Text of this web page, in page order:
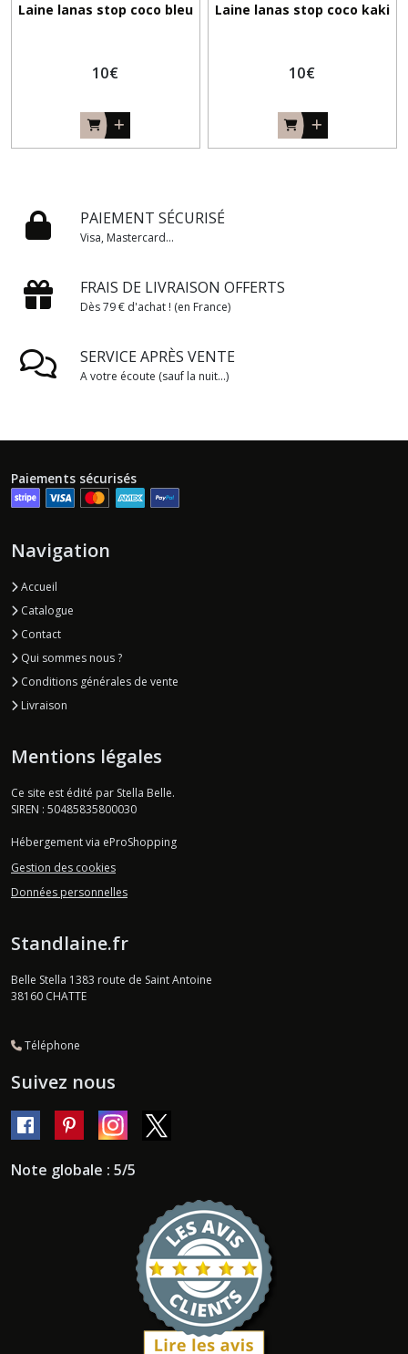
Laine lanas stop coco bleu
10€
Laine lanas stop coco kaki
10€
PAIEMENT SÉCURISÉ
Visa, Mastercard...
FRAIS DE LIVRAISON OFFERTS
Dès 79 € d'achat ! (en France)
SERVICE APRÈS VENTE
A votre écoute (sauf la nuit...)
Paiements sécurisés
Navigation
Accueil
Catalogue
Contact
Qui sommes nous ?
Conditions générales de vente
Livraison
Mentions légales
Ce site est édité par Stella Belle.
SIREN : 50485835800030
Hébergement via eProShopping
Gestion des cookies
Données personnelles
Standlaine.fr
Belle Stella 1383 route de Saint Antoine
38160 CHATTE
Téléphone
Suivez nous
Note globale : 5/5